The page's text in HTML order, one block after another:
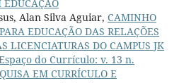
Alan Silva Aguiar, CAMINHO
EDUCAÇÃO DAS RELAÇÕES
LICENCIATURAS DO CAMPUS JK
do Currículo: v. 13 n.
EM CURRÍCULO E